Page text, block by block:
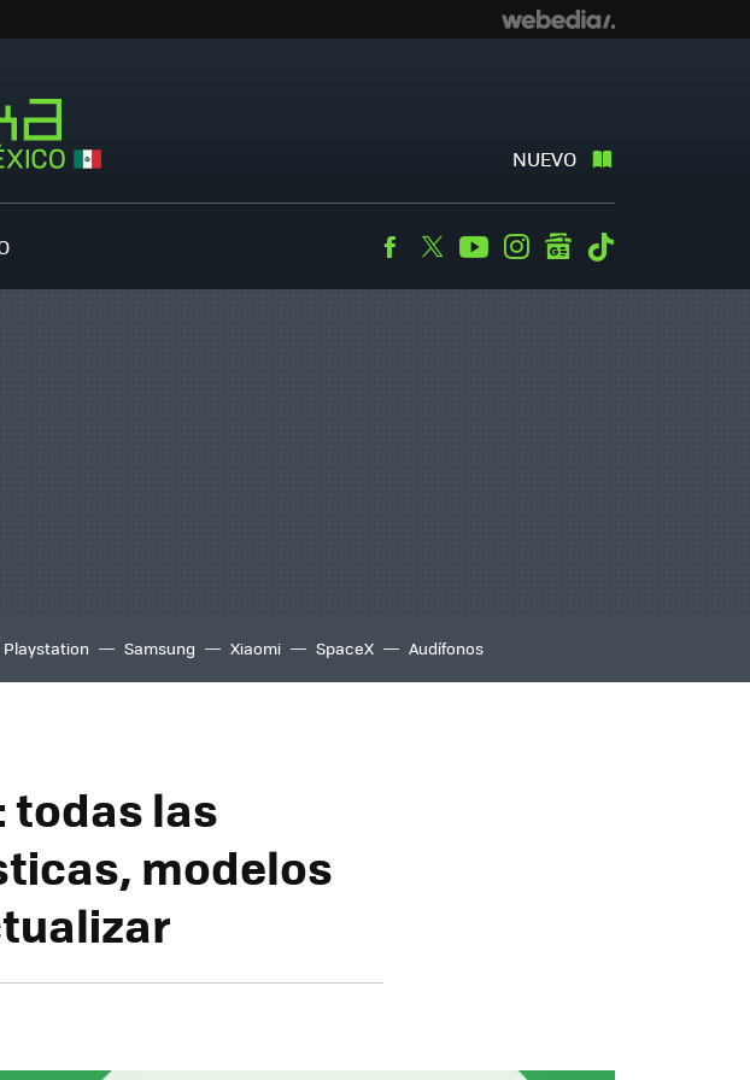
NUEVO
Facebook
TwitterYoutubeInstagramgooglenews
Playstation Samsung Xiaomi SpaceX Audífonos
todas las
modelos